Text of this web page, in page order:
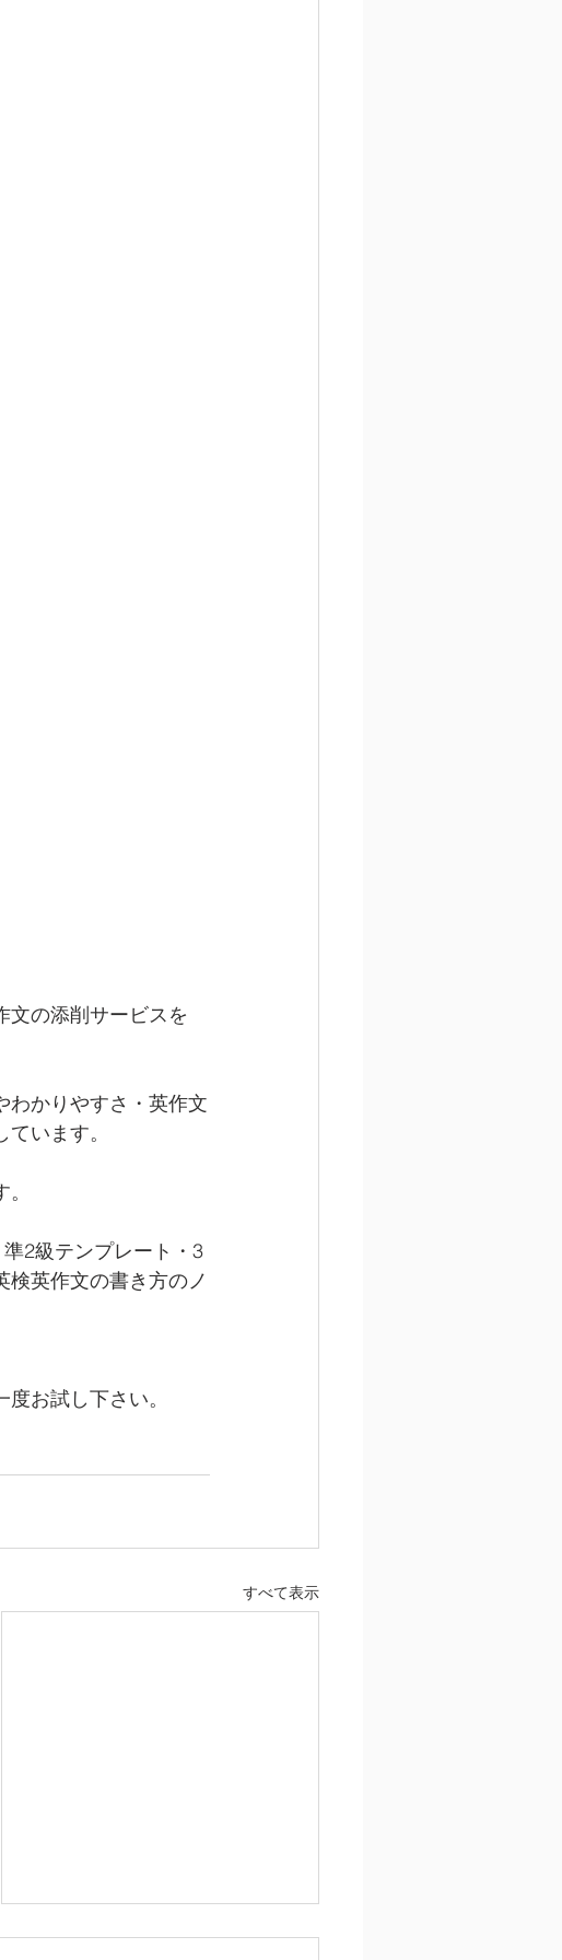
文の添削サービスを
わかりやすさ・英作文
います。
2級テンプレート・3
英作文の書き方のノ
お試し下さい。
すべて表示